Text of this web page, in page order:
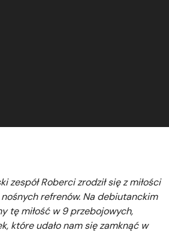
zespół Roberci zrodził się z miłości
refrenów. Na debiutanckim
tę miłość w 9 przebojowych,
które udało nam się zamknąć w